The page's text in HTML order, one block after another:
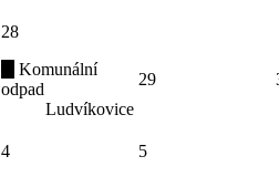
28
Komunální
odpad
Ludvíkovice
29
4
5